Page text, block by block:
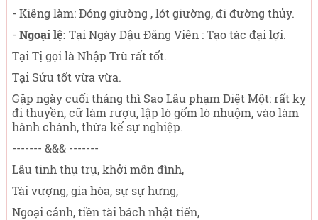
- Kiêng làm: Đóng giường , lót giường, đi đường thủy.
- Ngoại lệ: Tại Ngày Dậu Đăng Viên : Tạo tác đại lợi.
Tại Tị gọi là Nhập Trù rất tốt.
Tại Sửu tốt vừa vừa.
Gặp ngày cuối tháng thì Sao Lâu phạm Diệt Một: rất kỵ
đi thuyền, cữ làm rượu, lập lò gốm lò nhuộm, vào làm
hành chánh, thừa kế sự nghiệp.
------- &&& -------
Lâu tinh thụ trụ, khởi môn đình,
Tài vượng, gia hòa, sự sự hưng,
Ngoại cảnh, tiền tài bách nhật tiến,